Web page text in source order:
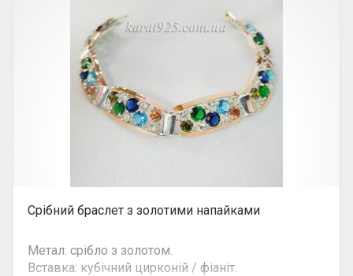
Срібний браслет з золотими напайками
Метал: срібло з золотом.
Вставка: кубічний цирконій / фіаніт.